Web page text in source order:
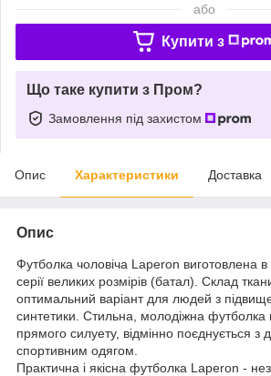
або
Купити з
Що таке купити з Пром?
Замовлення під захистом
Опис Характеристики Доставка
Опис
Футболка чоловіча Laperon виготовлена
серії великих розмірів (батал). Склад
оптимальний варіант для людей з
синтетики. Стильна, молодіжна футболка
прямого силуету, відмінно поєднується
спортивним одягом.
Практична і якісна футболка Laperon -